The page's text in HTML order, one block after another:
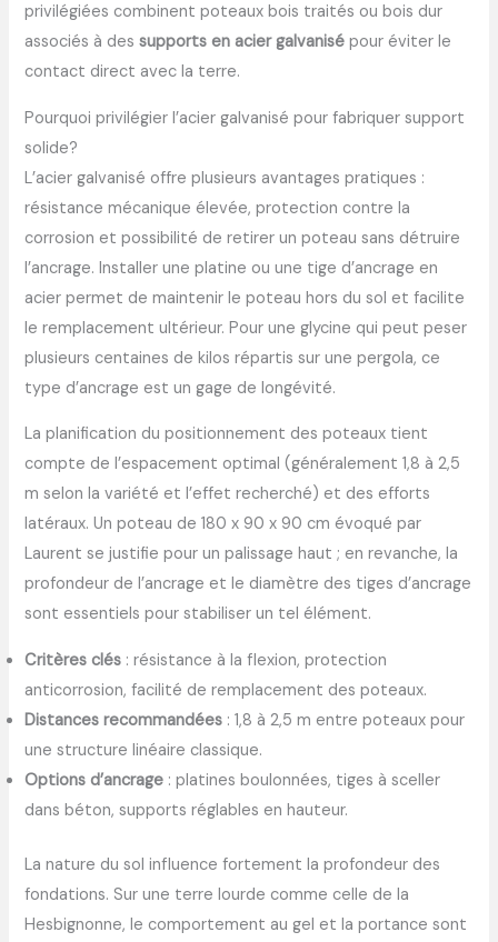
privilégiées combinent poteaux bois traités ou bois dur
associés à dessupports en acier galvanisé pour éviter le
contact direct avec la terre.
Pourquoi privilégier l’acier galvanisé pour fabriquer support
solide?
L’acier galvanisé offre plusieurs avantages pratiques :
résistance mécanique élevée, protection contre la
corrosion et possibilité de retirer un poteau sans détruire
l’ancrage. Installer une platine ou une tige d’ancrage en
acier permet de maintenir le poteau hors du sol et facilite
le remplacement ultérieur. Pour une glycine qui peut peser
plusieurs centaines de kilos répartis sur une pergola, ce
type d’ancrage est un gage de longévité.
La planification du positionnement des poteaux tient
compte de l’espacement optimal (généralement 1,8 à 2,5
m selon la variété et l’effet recherché) et des efforts
latéraux. Un poteau de 180 x 90 x 90 cm évoqué par
Laurent se justifie pour un palissage haut ; en revanche, la
profondeur de l’ancrage et le diamètre des tiges d’ancrage
sont essentiels pour stabiliser un tel élément.
Critères clés : résistance à la flexion, protection
anticorrosion, facilité de remplacement des poteaux.
Distances recommandées : 1,8 à 2,5 m entre poteaux pour
une structure linéaire classique.
Options d’ancrage : platines boulonnées, tiges à sceller
dans béton, supports réglables en hauteur.
La nature du sol influence fortement la profondeur des
fondations. Sur une terre lourde comme celle de la
Hesbignonne, le comportement au gel et la portance sont